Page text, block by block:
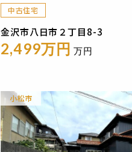
中古住宅
金沢市八日市２丁目8-3
2,499万円 万円
小松市